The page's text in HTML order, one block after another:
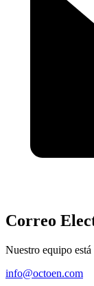
Correo
Nuestro equipo
info@octoen.com